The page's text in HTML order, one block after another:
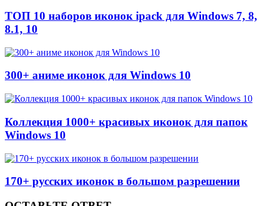
ТОП 10 наборов иконок ipack для Windows 7, 8,
8.1, 10
300+ аниме иконок для Windows 10
Коллекция 1000+ красивых иконок для папок
Windows 10
170+ русских иконок в большом разрешении